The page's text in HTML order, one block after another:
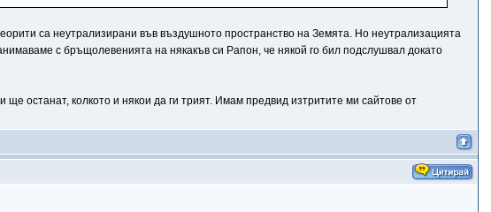
са неутрализирани във въздушното пространство на Земята. Но неутрализацията
с бръщолевенията на някакъв си Рапон, че някой го бил подслушвал докато
останат, колкото и някои да ги трият. Имам предвид изтритите ми сайтове от